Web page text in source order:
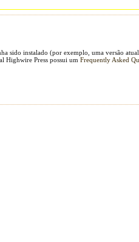
sido instalado (por exemplo, uma versão
Highwire Press possui um Frequently Asked